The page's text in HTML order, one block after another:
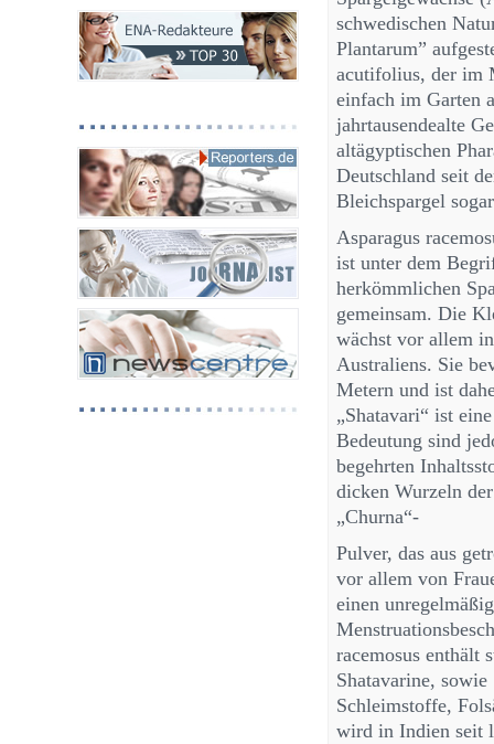
schwedischen
Plantarum”
acutifolius, der im
einfach im Garten
jahrtausendealte
altägyptischen
Deutschland seit
Bleichspargel
Asparagus
ist unter dem
herkömmlichen
gemeinsam. Die
wächst vor allem
Australiens. Sie
Metern und ist
„Shatavari“ ist
Bedeutung sind
begehrten
dicken Wurzeln
„Churna“-
Pulver, das aus
vor allem von
einen
racemosus enthält
Shatavarine,
Schleimstoffe,
wird in Indien seit